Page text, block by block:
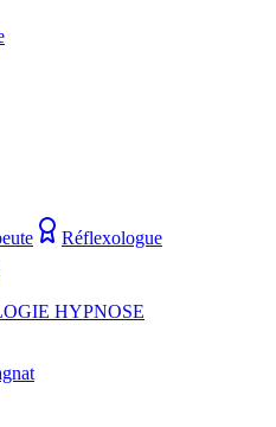
Réflexologue
HYPNOSE